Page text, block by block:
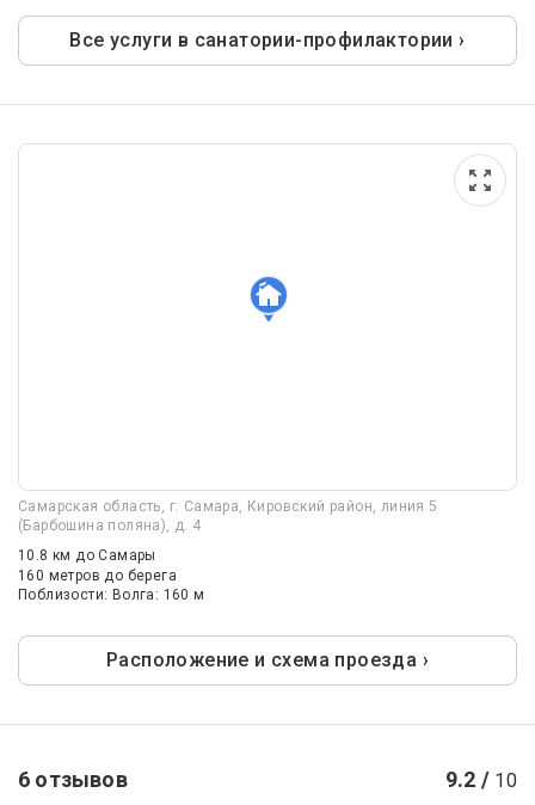
Все услуги в санатории-профилактории ›
Самарская область, г. Самара, Кировский район, линия 5
(Барбошина поляна), д. 4
10.8 кмдо Самары
160 метров до берега
Поблизости: Волга: 160 м
Расположение и схема проезда ›
6 отзывов 9.2 / 10